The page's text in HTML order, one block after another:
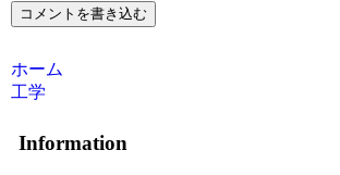
コメントを書き込む
ホーム
工学
Information